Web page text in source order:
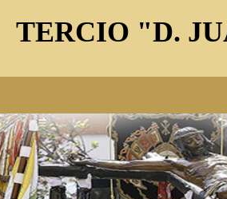
TERCIO "D.